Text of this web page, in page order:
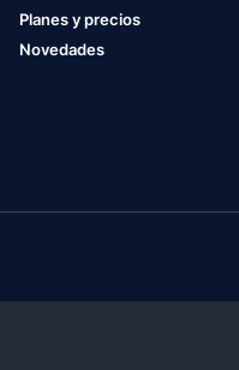
Planes y precios
Novedades